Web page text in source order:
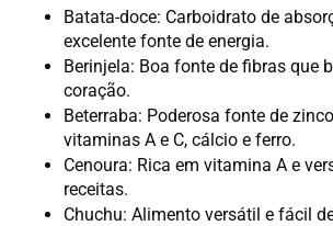
Batata-doce: Carboidrato de
excelente fonte de energia.
Berinjela: Boa fonte de fibras que
coração.
Beterraba: Poderosa fonte de
vitaminas A e C, cálcio e ferro.
Cenoura: Rica em vitamina A e
receitas.
Chuchu: Alimento versátil e fácil